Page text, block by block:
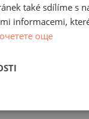
DOKONČENO
také sdílíme s
informacemi,
още